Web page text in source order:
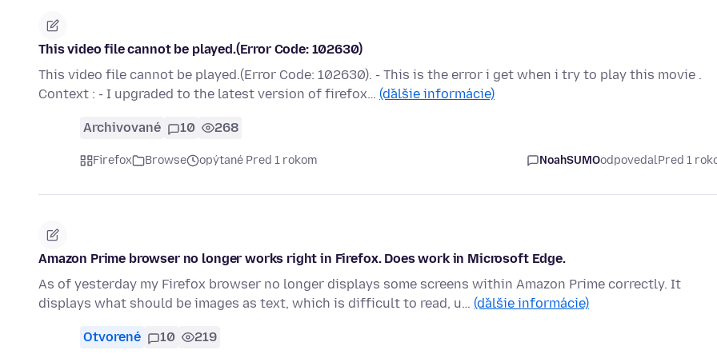
This video file cannot be played.(Error Code: 102630)
This video file cannot be played.(Error Code: 102630). - This is the error i get when i try to play this movie .
Context : - I upgraded to the latest version of firefox… (ďalšie informácie)
Archivované 10 268
Firefox Browse opýtané Pred 1 rokom NoahSUMOodpovedalPred 1
Amazon Prime browser no longer works right in Firefox. Does work in Microsoft Edge.
As of yesterday my Firefox browser no longer displays some screens within Amazon Prime correctly. It
displays what should be images as text, which is difficult to read, u… (ďalšie informácie)
Otvorené 10 219